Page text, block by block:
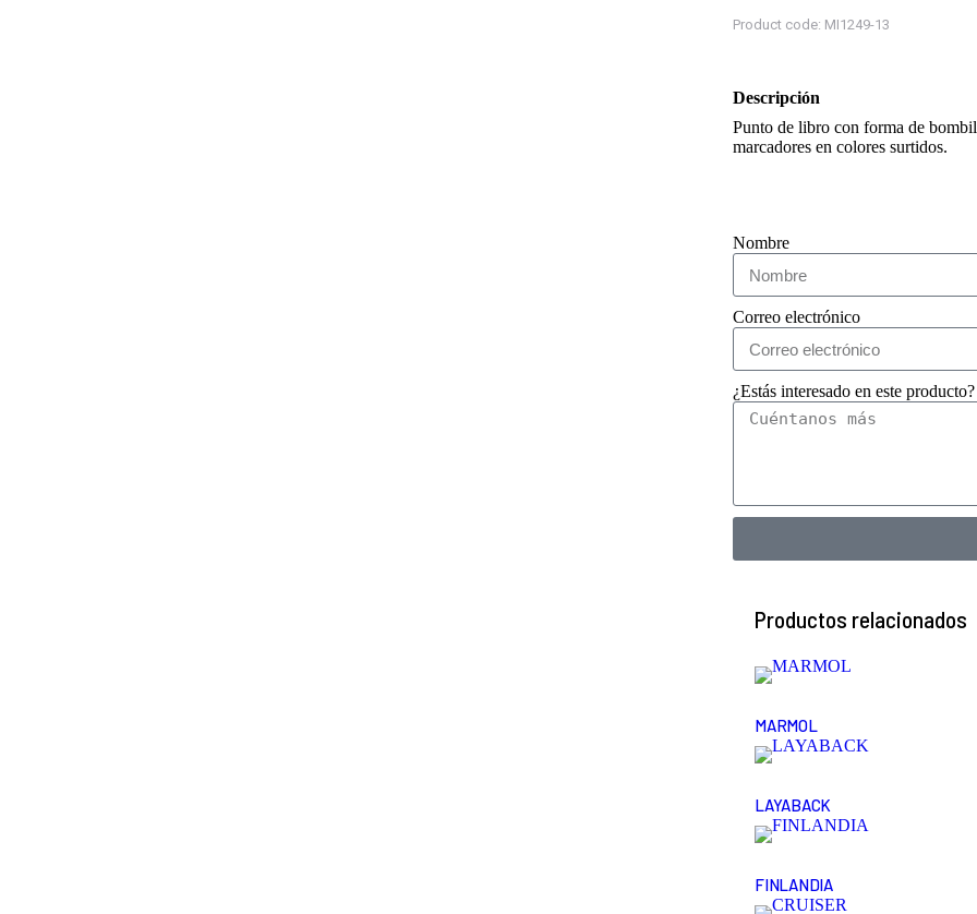
Product code: MI1249-13
Descripción
Punto de libro con forma de
marcadores en colores surtidos.
Nombre
Correo electrónico
¿Estás interesado en este producto?
Productos relacionados
MARMOL
LAYABACK
FINLANDIA